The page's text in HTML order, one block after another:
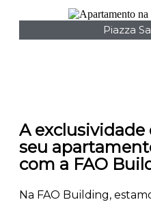
Piazza
A exclusividade
seu
com a FAO
Na FAO Building,